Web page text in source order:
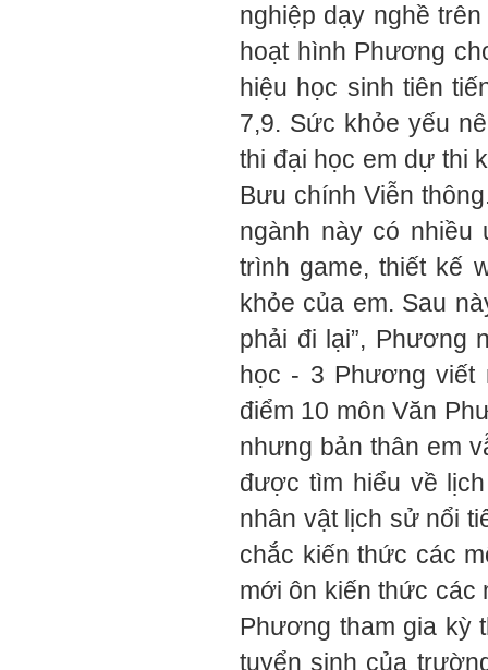
nghiệp dạy nghề
hoạt hình Phương
hiệu học sinh tiên
7,9. Sức khỏe yếu
thi đại học em dự thi
Bưu chính Viễn
ngành này có nhiều
trình game, thiết kế
khỏe của em. Sau
phải đi lại”, Phương
học - 3 Phương viết
điểm 10 môn Văn
nhưng bản thân em
được tìm hiểu về
nhân vật lịch sử nổi
chắc kiến thức các
mới ôn kiến thức các
Phương tham gia kỳ
tuyển sinh của